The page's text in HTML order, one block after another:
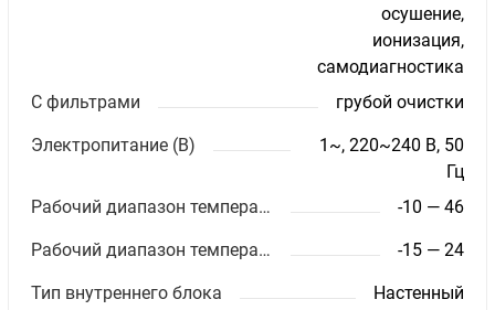
осушение,
ионизация,
самодиагностика
С фильтрами
грубой очистки
Электропитание (В)
1~, 220~240 В, 50
Гц
Рабочий диапазон температур (охлаждение)
-10 — 46
Рабочий диапазон температур (обогрев) -15 — 24
Тип внутреннего блока Настенный